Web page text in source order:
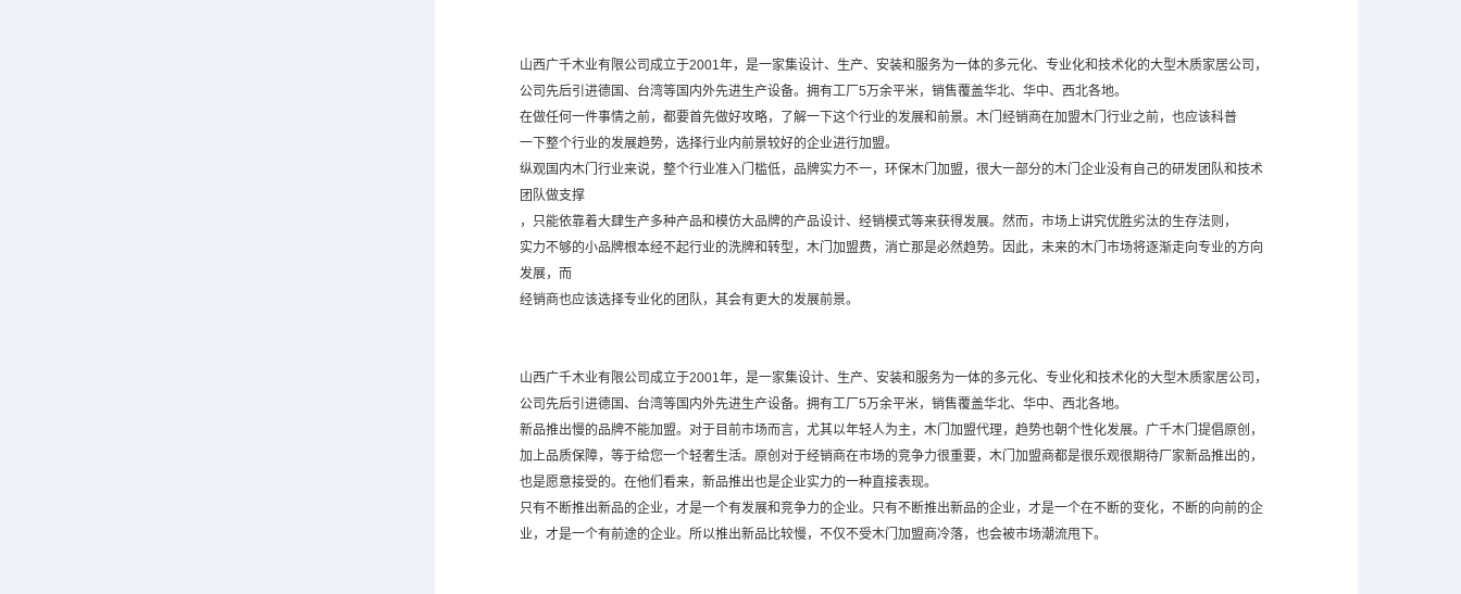
山西广千木业有限公司成立于2001年，是一家集设计、生产、安装和服务为一体的多元化、专业化和技术化的大型木质家居公司，
公司先后引进德国、台湾等国内外先进生产设备。拥有工厂5万余平米，销售覆盖华北、华中、西北各地。
在做任何一件事情之前，都要首先做好攻略，了解一下这个行业的发展和前景。木门经销商在加盟木门行业之前，也应该科普
一下整个行业的发展趋势，选择行业内前景较好的企业进行加盟。
纵观国内木门行业来说，整个行业准入门槛低，品牌实力不一，环保木门加盟，很大一部分的木门企业没有自己的研发团队和技术
团队做支撑
，只能依靠着大肆生产多种产品和模仿大品牌的产品设计、经销模式等来获得发展。然而，市场上讲究优胜劣汰的生存法则，
实力不够的小品牌根本经不起行业的洗牌和转型，木门加盟费，消亡那是必然趋势。因此，未来的木门市场将逐渐走向专业的方向
发展，而
经销商也应该选择专业化的团队，其会有更大的发展前景。
山西广千木业有限公司成立于2001年，是一家集设计、生产、安装和服务为一体的多元化、专业化和技术化的大型木质家居公司，
公司先后引进德国、台湾等国内外先进生产设备。拥有工厂5万余平米，销售覆盖华北、华中、西北各地。
新品推出慢的品牌不能加盟。对于目前市场而言，尤其以年轻人为主，木门加盟代理，趋势也朝个性化发展。 广千木门 提倡原创，
加上品质保障，等于给您一个轻奢生活。原创对于经销商在市场的竞争力很重要，木门加盟商都是很乐观很期待厂家新品推出的，
也是愿意接受的。在他们看来，新品推出也是企业实力的一种直接表现。
只有不断推出新品的企业，才是一个有发展和竞争力的企业。只有不断推出新品的企业，才是一个在不断的变化，不断的向前的企
业，才是一个有前途的企业。所以推出新品比较慢，不仅不受木门加盟商冷落，也会被市场潮流甩下。